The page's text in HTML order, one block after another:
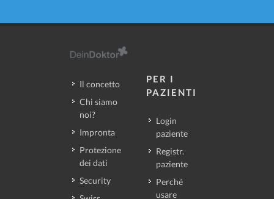
Il concetto
Chi siamo
noi?
Impronta
Protezione
dei dati
Security
PER I
PAZIENTI
Login
paziente
Registr.
paziente
Perché
usare